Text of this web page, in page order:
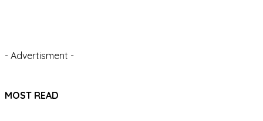
- Advertisment -
MOST READ